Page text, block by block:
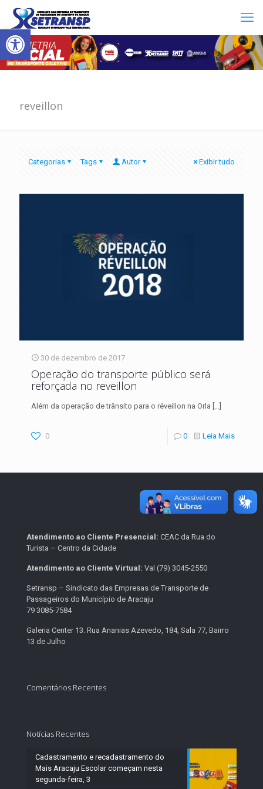
Abrir a barra de ferramentas
reveillon
Categorias Tags Autor Exibir tudo
30 de dezembro de 2017
Operação do transporte público será
reforçada no reveillon
Além da operação de trânsito para o réveillon na Orla […]
0 0 Leia Mais
Atendimento ao Cliente Presencial: CEAC da Rua do
Turista – Centro da Cidade
Atendimento ao Cliente Virtual: Val (79) 3045-2550
Setransp – Sindicato das Empresas de Transporte de
Passageiros do Município de Aracaju
79 3085-7584
Galeria Center 13. Rua Ananias Azevedo, 184, Sala 77, Bairro
13 de Julho
Comentários Recentes
Notícias Recentes
Cadastramento e recadastramento do
Mais Aracaju Escolar começam nesta
segunda-feira, 3